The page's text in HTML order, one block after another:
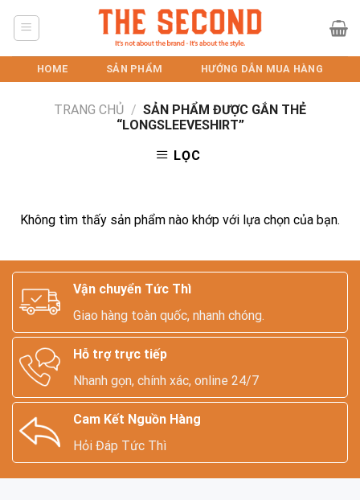
HOME SẢN PHẨM HƯỚNG DẪN MUA HÀNG
TRANG CHỦ / SẢN PHẨM ĐƯỢC GẮN THẺ
“LONGSLEEVESHIRT”
LỌC
Không tìm thấy sản phẩm nào khớp với lựa chọn của bạn.
Vận chuyển Tức Thì
Giao hàng toàn quốc, nhanh chóng.
Hỗ trợ trực tiếp
Nhanh gọn, chính xác, online 24/7
Cam Kết Nguồn Hàng
Hỏi Đáp Tức Thì